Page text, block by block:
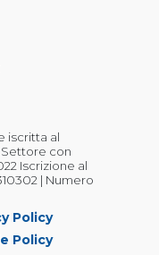
iscritta al
Settore con
Iscrizione al
| Numero
Policy
Policy